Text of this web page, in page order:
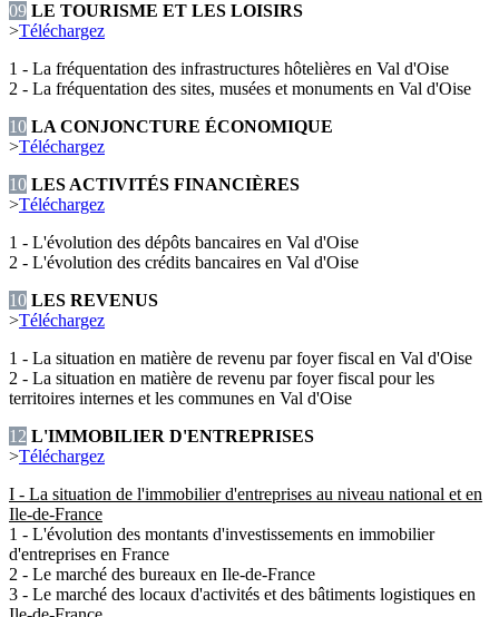
09 LE TOURISME ET LES LOISIRS
>Téléchargez
1 - La fréquentation des infrastructures hôtelières en Val d'Oise
2 - La fréquentation des sites, musées et monuments en Val d'Oise
10 LA CONJONCTURE ÉCONOMIQUE
>Téléchargez
10 LES ACTIVITÉS FINANCIÈRES
>Téléchargez
1 - L'évolution des dépôts bancaires en Val d'Oise
2 - L'évolution des crédits bancaires en Val d'Oise
10 LES REVENUS
>Téléchargez
1 - La situation en matière de revenu par foyer fiscal en Val d'Oise
2 - La situation en matière de revenu par foyer fiscal pour les
territoires internes et les communes en Val d'Oise
12 L'IMMOBILIER D'ENTREPRISES
>Téléchargez
I - La situation de l'immobilier d'entreprises au niveau national et en
Ile-de-France
1 - L'évolution des montants d'investissements en immobilier
d'entreprises en France
2 - Le marché des bureaux en Ile-de-France
3 - Le marché des locaux d'activités et des bâtiments logistiques en